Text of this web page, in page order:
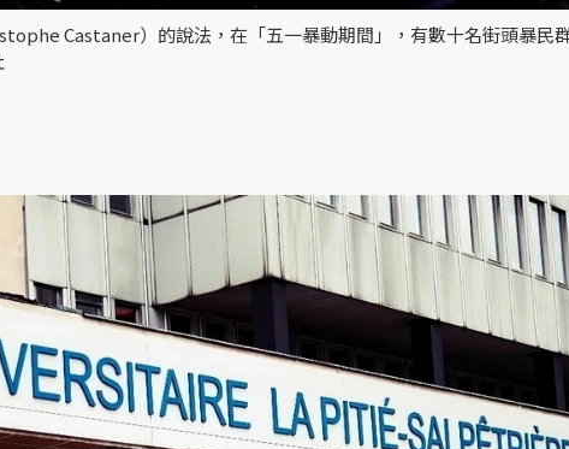
Castaner）的說法，在「五一暴動期間」，有數十名街頭暴民